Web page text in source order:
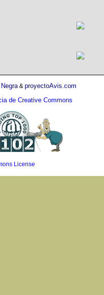
& proyectoAvis.com
de Creative Commons